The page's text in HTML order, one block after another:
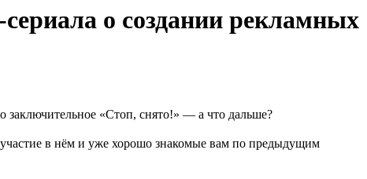
о создании рекламных
заключительное «Стоп, снято!» — а что дальше?
в нём и уже хорошо знакомые вам по предыдущим